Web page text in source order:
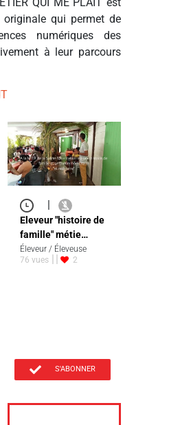
originale qui permet de
numériques des
à leur parcours
Eleveur "histoire de
famille" métie…
Éleveur / Éleveuse
76 vues
2
S'ABONNER